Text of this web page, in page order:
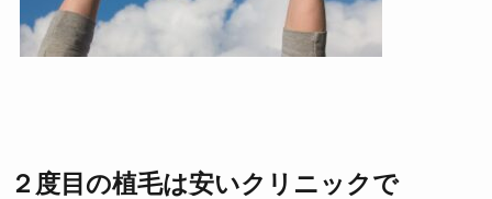
２度目の植毛は安いクリニックで